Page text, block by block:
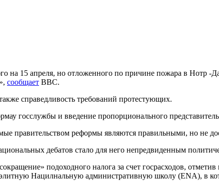
на 15 апреля, но отложенного по причине пожара в
сообщает BBC.
справедливость требований протестующих.
госслужбы и введение пропорционального
правительством реформы являются правильными, но не
дебатов стало для него непредвиденным
подоходного налога за счет госрасходов,
Нацилнальную административную школу (ENA), в